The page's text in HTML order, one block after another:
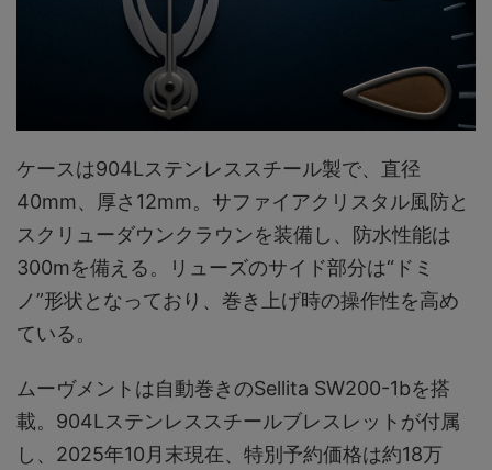
ケースは904Lステンレススチール製で、直径
40mm、厚さ12mm。サファイアクリスタル風防と
スクリューダウンクラウンを装備し、防水性能は
300mを備える。リューズのサイド部分は“ドミ
ノ”形状となっており、巻き上げ時の操作性を高め
ている。
ムーヴメントは自動巻きのSellita SW200-1bを搭
載。904Lステンレススチールブレスレットが付属
し、2025年10月末現在、特別予約価格は約18万